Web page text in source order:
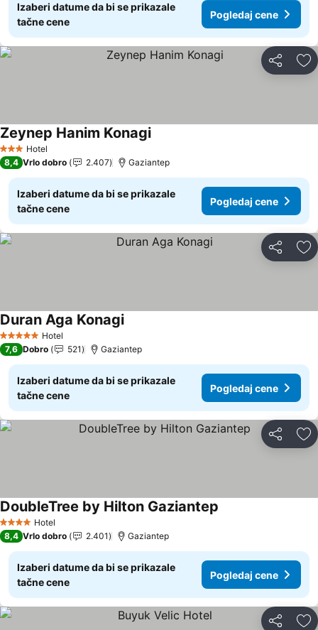
Izaberi datume da bi se prikazale
tačne cene
Pogledaj cene
Deli
3 Zvezdice
Hotel
Zeynep Hanim KonagiPogledaj cene
8,4 Vrlo dobro 2.407 Gaziantep
Izaberi datume da bi se prikazale
tačne cene
Pogledaj cene
Deli
5 ZvezdiceHotel
Duran Aga KonagiPogledaj cene
7,6 Dobro 521 Gaziantep
Izaberi datume da bi se prikazale
tačne cene
Pogledaj cene
Deli
4 ZvezdiceHotel
DoubleTree by Hilton Gaziantep
8,4 Vrlo dobro 2.401 Gaziantep
Izaberi datume da bi se prikazale
tačne cene
Pogledaj cene
Deli